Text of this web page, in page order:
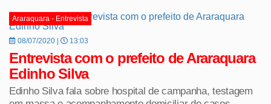
Araraquara - Entrevista
08/07/2020 | 13:03
Entrevista com o prefeito de Araraquara
Edinho Silva
Edinho Silva fala sobre hospital de campanha, testagem